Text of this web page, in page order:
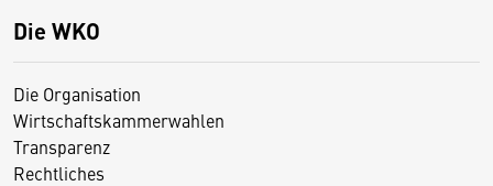
Die WKO
Die Organisation
Wirtschaftskammerwahlen
Transparenz
Rechtliches